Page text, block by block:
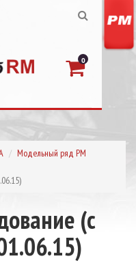
0
Модельный ряд РМ
(с